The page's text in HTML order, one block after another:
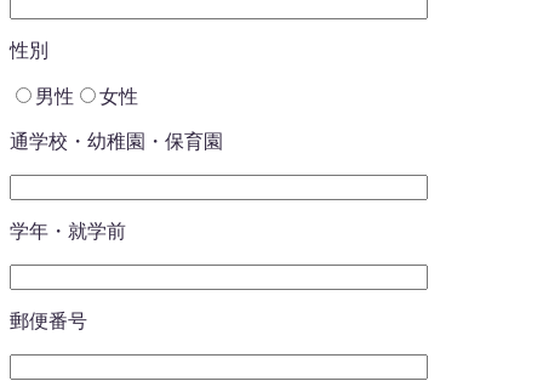
性別
男性 女性
通学校・幼稚園・保育園
学年・就学前
郵便番号